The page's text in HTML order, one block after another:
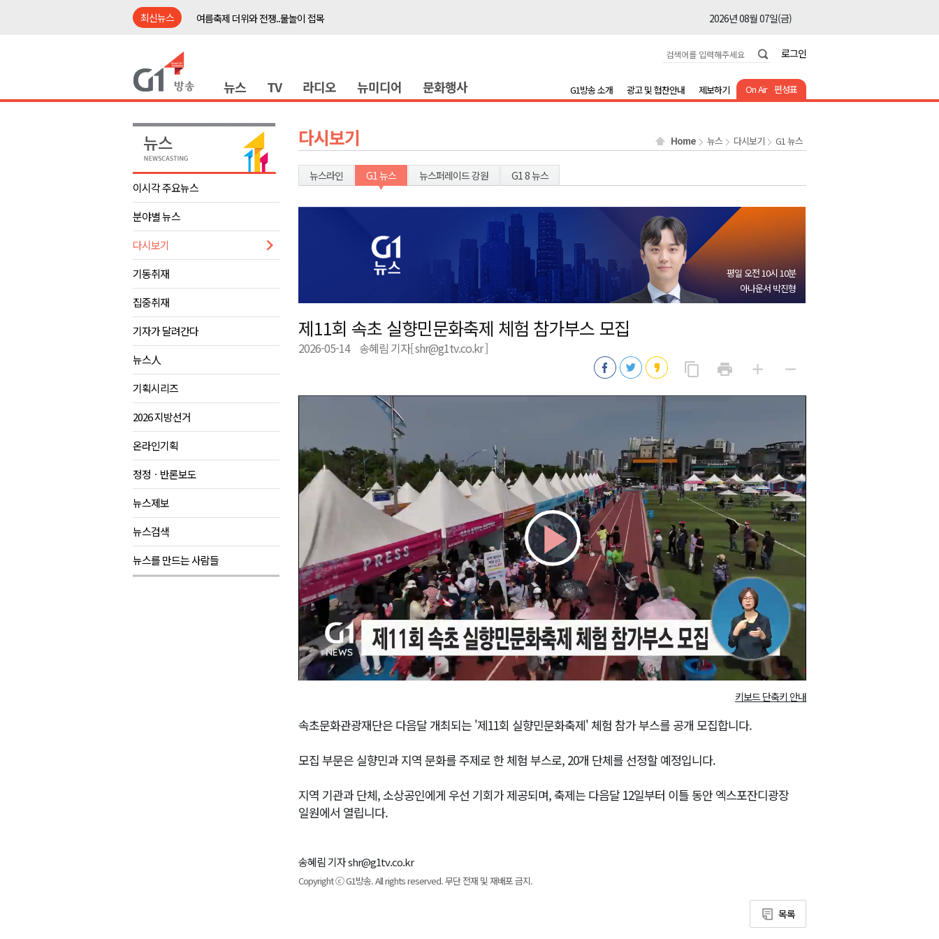
최신뉴스
여름축제 더위와 전쟁..물놀이 접목
2026년 08월 07일(금)
2026년 08월 07일(금)
검찰청 폐지..해결 과제 산적
2026년 08월 07일(금)
영월군, 국·도비 확보 보고회 개최
삼척 공공산후조리원 이전 시급
2026년 08월 07일(금)
강원자치도교육청 교감급 이상 387명 인사
2026년 08월 07일(금)
여름축제 더위와 전쟁..물놀이 접목
2026년 08월 07일(금)
강원도, 최휘영 문체부장관과 정책간담회
2026년 08월 07일(금)
이광재 국회 예결위원장, 강릉시 초청 특별 강연
2026년 08월 07일(금)
육동한 시장, 국제스케이트장 춘천 유치 건의
영월군, 국·도비 확보 보고회 개최
삼척 공공산후조리원 이전 시급
2026년 08월 07일(금)
강원자치도교육청 교감급 이상 387명 인사
2026년 08월 07일(금)
로그인
뉴스 TV 라디오 뉴미디어 문화행사 On Air 편성표
G1방송 소개 광고 및 협찬안내 제보하기
이시각 주요뉴스
분야별 뉴스
다시보기
기동취재
집중취재
기자가 달려간다
뉴스人
기획시리즈
2026 지방선거
온라인기획
정정ㆍ반론보도
뉴스제보
뉴스검색
뉴스를 만드는 사람들
다시보기 Home 뉴스 다시보기 G1 뉴스
뉴스라인 G1 뉴스 뉴스퍼레이드 강원 G1 8 뉴스
평일 오전 10시 10분
아나운서 박진형
제11회 속초 실향민문화축제 체험 참가부스 모집
2026-05-14 송혜림 기자[ shr@g1tv.co.kr ]
content_copy
사
print add
게
remove
게
Play
Video
키보드 단축키 안내
속초문화관광재단은 다음달 개최되는 '제11회 실향민문화축제' 체험 참가 부스를 공개 모집합니다.
모집 부문은 실향민과 지역 문화를 주제로 한 체험 부스로, 20개 단체를 선정할 예정입니다.
지역 기관과 단체, 소상공인에게 우선 기회가 제공되며, 축제는 다음달 12일부터 이틀 동안 엑스포잔디광장
일원에서 열립니다.
송혜림 기자 shr@g1tv.co.kr
Copyright ⓒ G1방송. All rights reserved. 무단 전재 및 재배포 금지.
목록